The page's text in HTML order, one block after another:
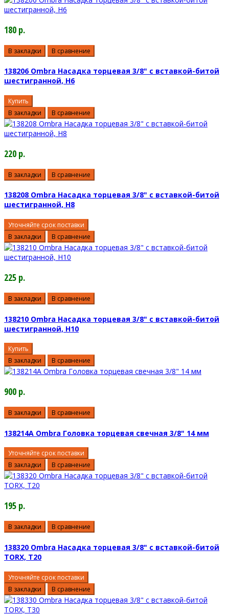
180 р.
В закладки В сравнение
138206 Ombra Насадка торцевая 3/8" с вставкой-битой
шестигранной, H6
Купить
В закладки
В сравнение
220 р.
В закладки В сравнение
138208 Ombra Насадка торцевая 3/8" с вставкой-битой
шестигранной, H8
Уточняйте срок поставки
В закладки
В сравнение
225 р.
В закладки В сравнение
138210 Ombra Насадка торцевая 3/8" с вставкой-битой
шестигранной, H10
Купить
В закладки
В сравнение
900 р.
В закладки В сравнение
138214A Ombra Головка торцевая свечная 3/8" 14 мм
Уточняйте срок поставки
В закладки
В сравнение
195 р.
В закладки В сравнение
138320 Ombra Насадка торцевая 3/8" с вставкой-битой
TORX, T20
Уточняйте срок поставки
В закладки
В сравнение